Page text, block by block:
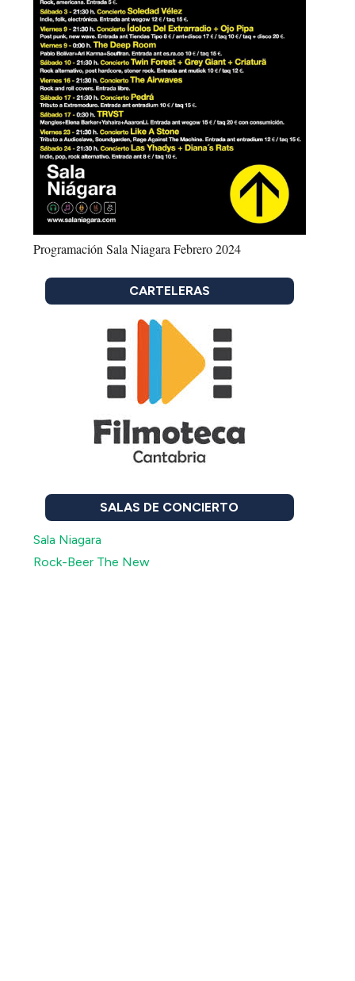
Programación Sala Niagara Febrero 2024
CARTELERAS
SALAS DE CONCIERTO
Sala Niagara
Rock-Beer The New